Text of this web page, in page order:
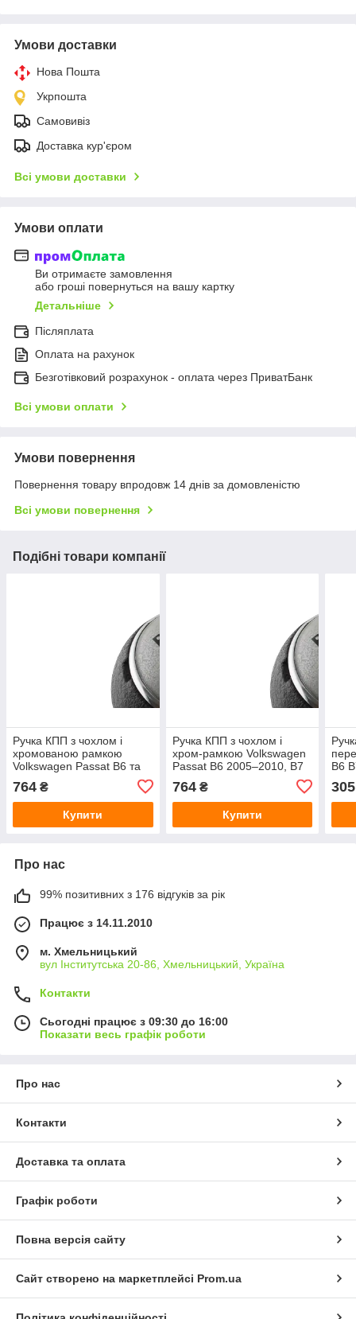
Умови доставки
Нова Пошта
Укрпошта
Самовивіз
Доставка кур'єром
Всі умови доставки
Умови оплати
Ви отримаєте замовлення
або гроші повернуться на вашу картку
Детальніше
Післяплата
Оплата на рахунок
Безготівковий розрахунок - оплата через ПриватБанк
Всі умови оплати
Умови повернення
Повернення товару впродовж 14 днів за домовленістю
Всі умови повернення
Подібні товари компанії
Ручка КПП з чохлом і
хромованою рамкою
Volkswagen Passat B6 та
B7 2005–2014, Passat CC
2008–2012, 5 передач
764 ₴
Купити
Ручка КПП з чохлом і
хром-рамкою Volkswagen
Passat B6 2005–2010, B7
2012, 5 передач,
срібляста накладка
764₴
Купити
B6
305
Про нас
99% позитивних з 176 відгуків за рік
Працює з 14.11.2010
м. Хмельницький
вул Інститутська 20-86, Хмельницький, Україна
Контакти
Сьогодні працює з 09:30 до 16:00
Показати весь графік роботи
Про нас
Контакти
Доставка та оплата
Графік роботи
Повна версія сайту
Сайт створено на маркетплейсі Prom.ua